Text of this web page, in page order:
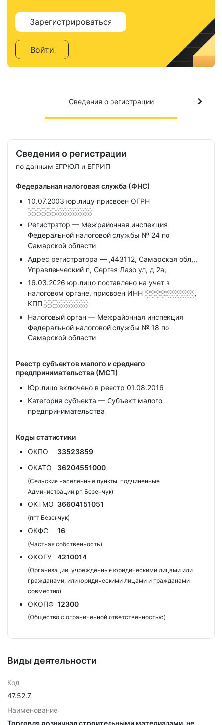
Зарегистрироваться
Войти
Сведения о регистрации
Сведения о регистрации
по данным ЕГРЮЛ и ЕГРИП
Федеральная налоговая служба (ФНС)
10.07.2003 юр.лицу присвоен ОГРН
░░░░░░░░░░░░░
Регистратор — Межрайонная инспекция
Федеральной налоговой службы № 24 по
Самарской области
Адрес регистратора — ,443112, Самарская обл,,,
Управленческий п, Сергея Лазо ул, д 2а,,
16.03.2026 юр.лицо поставлено на учет в
налоговом органе, присвоен ИНН ░░░░░░░░░░,
КПП ░░░░░░░░░
Налоговый орган — Межрайонная инспекция
Федеральной налоговой службы № 18 по
Самарской области
Реестр субъектов малого и среднего
предпринимательства (МСП)
Юр.лицо включено в реестр 01.08.2016
Категория субъекта — Субъект малого
предпринимательства
Коды статистики
ОКПО
33523859
ОКАТО
36204551000
(Сельские населенные пункты, подчиненные
Администрации рп Безенчук)
ОКТМО 36604151051
(пгт Безенчук)
ОКФС 16
(Частная собственность)
ОКОГУ 4210014
(Организации, учрежденные юридическими лицами или
гражданами, или юридическими лицами и гражданами
совместно)
ОКОПФ 12300
(Общество с ограниченной ответственностью)
Виды деятельности
Код
47.52.7
Наименование
Торговля розничная строительными материалами, не